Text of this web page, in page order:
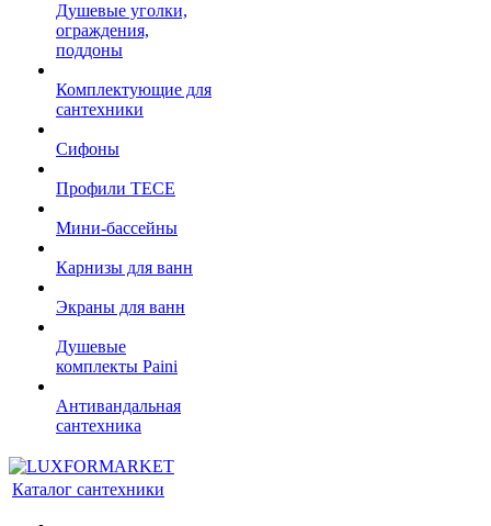
Душевые уголки,
ограждения,
поддоны
Комплектующие для
сантехники
Сифоны
Профили TECE
Мини-бассейны
Карнизы для ванн
Экраны для ванн
Душевые
комплекты Paini
Антивандальная
сантехника
Каталог сантехники